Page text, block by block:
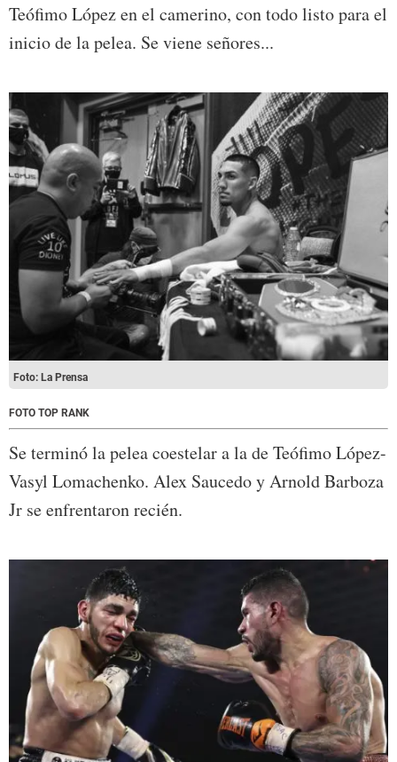
Teófimo López en el camerino, con todo listo para el
inicio de la pelea. Se viene señores...
Foto: La Prensa
FOTO TOP RANK
Se terminó la pelea coestelar a la de Teófimo López-
Vasyl Lomachenko. Alex Saucedo y Arnold Barboza
Jr se enfrentaron recién.